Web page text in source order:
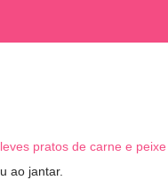
pratos de carne e
ao jantar.